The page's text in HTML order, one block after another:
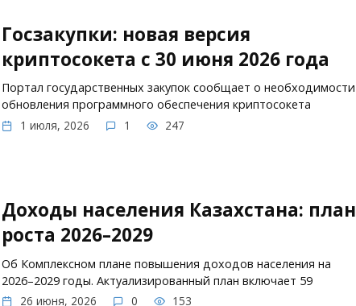
Госзакупки: новая версия
криптосокета с 30 июня 2026 года
Портал государственных закупок сообщает о необходимости
обновления программного обеспечения криптосокета
1 июля, 2026
1 247
Доходы населения Казахстана: план
роста 2026–2029
Об Комплексном плане повышения доходов населения на
2026–2029 годы. Актуализированный план включает 59
26 июня, 2026
0 153